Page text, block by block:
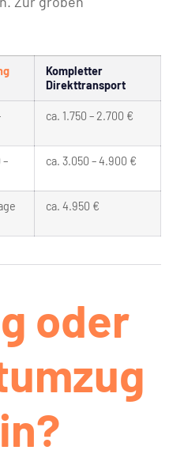
Kompletter
Direkttransport
ca. 1.750 – 2.700 €
–
ca. 3.050 – 4.900 €
ca. 4.950 €
oder